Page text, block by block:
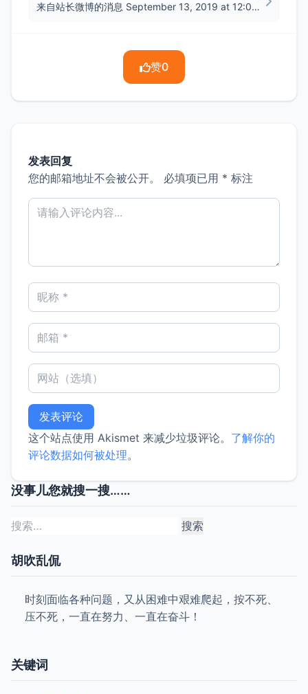
来自站长微博的消息 September 13, 2019 at 12:08PM
赞0
发表回复
您的邮箱地址不会被公开。
必填项已用 * 标注
这个站点使用 Akismet 来减少垃圾评论。 了解你的
评论数据如何被处理。
没事儿您就搜一搜……
搜
胡吹乱侃
时刻面临各种问题，又从困难中艰难爬起，按不死、
压不死，一直在努力、一直在奋斗！
关键词